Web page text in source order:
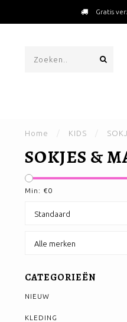
Gratis
Home / KIDS /
SOKJES &
Min: €0
CATEGORIEËN
NIEUW
KLEDING